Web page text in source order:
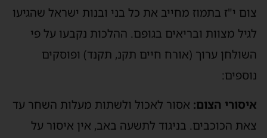
צום י"ז בתמוז מחייב את כל בני ובנות ישראל שהגיעו
לגיל מצוות ובריאים בגופם. ההלכות נקבעו על פי
השולחן ערוך (אורח חיים תקנ, תקנד) ופוסקים
נוספים:
איסורי הצום: אסור לאכול ולשתות מעלות השחר עד
צאת הכוכבים. בניגוד לתשעה באב, אין איסור על